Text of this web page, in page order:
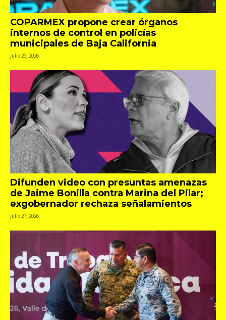
COPARMEX propone crear órganos
internos de control en policías
municipales de Baja California
julio 29, 2026
Difunden video con presuntas amenazas
de Jaime Bonilla contra Marina del Pilar;
exgobernador rechaza señalamientos
julio 27, 2026